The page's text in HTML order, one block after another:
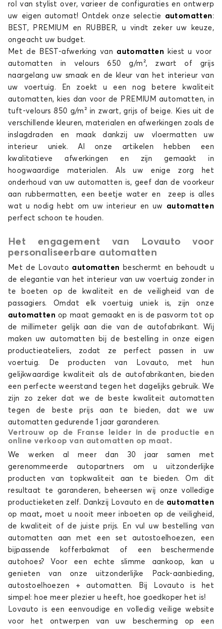
Automatten voor NISSAN ARIYA
Automatten voor NISSAN CUBE
EVALIA
Automatten voor NISSAN EVALIA
Automatten voor NISSAN JUKE
LEAF
Automatten voor NISSAN LEAF
MICRA
Automatten voor NISSAN MICRA
MURANO
rol van stylist over, varieer de configuraties en ontwerp
uw eigen automat! Ontdek onze selectie automatten :
BEST, PREMIUM en RUBBER, u vindt zeker uw keuze,
ongeacht uw budget.
Met de BEST-afwerking van automatten kiest u voor
automatten in velours 650 g/m², zwart of grijs
naargelang uw smaak en de kleur van het interieur van
uw voertuig. En zoekt u een nog betere kwaliteit
automatten, kies dan voor de PREMIUM automatten, in
tuft-velours 850 g/m² in zwart, grijs of beige. Kies uit de
verschillende kleuren, materialen en afwerkingen zoals de
inslagdraden en maak dankzij uw vloermatten uw
interieur uniek. Al onze artikelen hebben een
kwalitatieve afwerkingen en zijn gemaakt in
hoogwaardige materialen. Als uw enige zorg het
onderhoud van uw automatten is, geef dan de voorkeur
aan rubbermatten, een beetje water en zeep is alles
wat u nodig hebt om uw interieur en uw automatten
perfect schoon te houden.
Het engagement van Lovauto voor
personaliseerbare automatten
Met de Lovauto automatten beschermt en behoudt u
de elegantie van het interieur van uw voertuig zonder in
te boeten op de kwaliteit en de veiligheid van de
passagiers. Omdat elk voertuig uniek is, zijn onze
automatten op maat gemaakt en is de pasvorm tot op
de millimeter gelijk aan die van de autofabrikant. Wij
maken uw automatten bij de bestelling in onze eigen
productieateliers, zodat ze perfect passen in uw
voertuig. De producten van Lovauto, met hun
gelijkwaardige kwaliteit als de autofabrikanten, bieden
een perfecte weerstand tegen het dagelijks gebruik. We
zijn zo zeker dat we de beste kwaliteit automatten
tegen de beste prijs aan te bieden, dat we uw
automatten gedurende 1 jaar garanderen.
Vertrouw op de Franse leider in de productie en
online verkoop van automatten op maat.
We werken al meer dan 30 jaar samen met
gerenommeerde autopartners om u uitzonderlijke
producten van topkwaliteit aan te bieden. Om dit
resultaat te garanderen, beheersen wij onze volledige
productieketen zelf. Dankzij Lovauto en de automatten
op maat,moet u nooit meer inboeten op de veiligheid,
de kwaliteit of de juiste prijs. En vul uw bestelling van
automatten aan met een set autostoelhoezen, een
bijpassende kofferbakmat of een beschermende
autohoes? Voor een echte slimme aankoop, kan u
genieten van onze uitzonderlijke Pack-aanbieding,
autostoelhoezen + automatten. Bij Lovauto is het
simpel: hoe meer plezier u heeft, hoe goedkoper het is!
Lovauto is een eenvoudige en volledig veilige website
voor het ontwerpen van uw bescherming op een